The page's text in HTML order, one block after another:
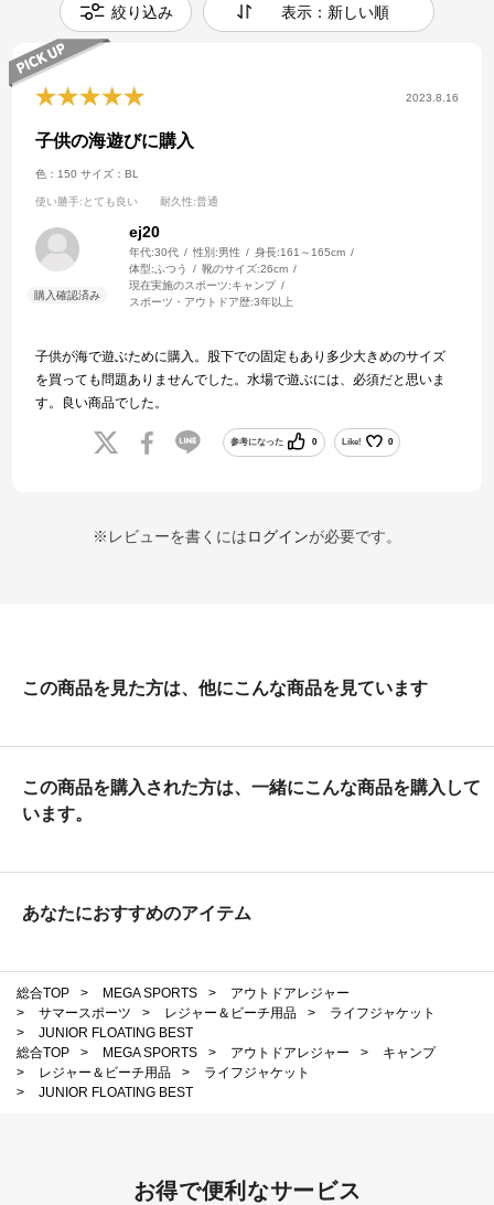
絞り込み 表示：新しい順
2023.8.16
子供の海遊びに購入
色：150 サイズ：BL
使い勝手:とても良い 耐久性:普通
ej20
年代:30代 性別:男性 身長:161～165cm
体型: ふつう 靴のサイズ:26cm
現在実施のスポーツ:キャンプ
スポーツ・アウトドア歴:3年以上
子供が海で遊ぶために購入。股下での固定もあり多少大きめのサイズ
を買っても問題ありませんでした。水場で遊ぶには、必須だと思いま
す。良い商品でした。
参考になった 0 Like! 0
※レビューを書くにはログインが必要です。
この商品を見た方は、他にこんな商品を見ています
この商品を購入された方は、一緒にこんな商品を購入して
います。
あなたにおすすめのアイテム
総合TOP > MEGA SPORTS >
アウトドアレジャー
>
サマースポーツ > レジャー＆ビーチ用品 >
ライフジャケット
>
JUNIOR FLOATING BEST
総合TOP
> MEGA SPORTS > アウトドアレジャー >
キャンプ
>
レジャー＆ビーチ用品 >
ライフジャケット
>
JUNIOR FLOATING BEST
お得で便利なサービス